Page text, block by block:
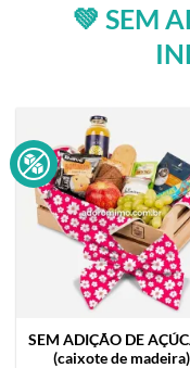
💚 SEM
SEM ADIÇÃO DE
(caixote de madeira)